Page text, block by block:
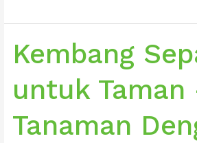
untuk
Cantik
Elegan
Kembang
untuk Taman
Tanaman